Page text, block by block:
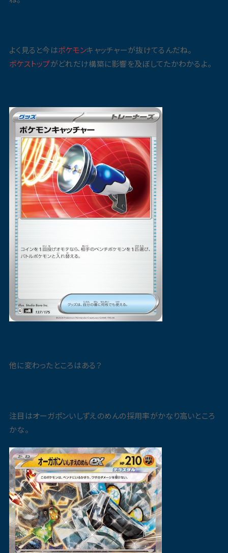
よく見ると今はポケモンキャッチャーが抜けてるんだね。
ポケストップがどれだけ構築に影響を及ぼしてたかわかるよ。
他に変わったところはある？
注目はオーガポンいしずえのめんの採用率がかなり高いところ
かな。